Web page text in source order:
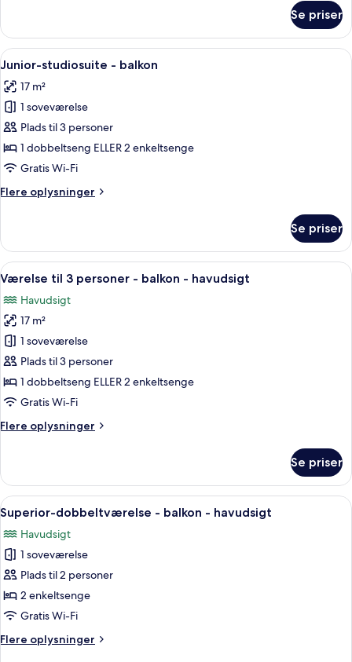
med
enkeltsenge
balkon
Se priser
Indlæs
alle
billeder
af
Junior-
studiosuite
-
Minibar, pengeskab på værelset,
8
Junior-studiosuite - balkon
17 m²
1 soveværelse
Plads til 3 personer
1 dobbeltseng ELLER 2 enkeltsenge
Gratis Wi-Fi
Flere oplysninger
Flere
studiosuite
balkon
Se priser
Indlæs
alle
billeder
af
Værelse
til
3
personer
balkon
Minibar, pengeskab på værelset,
3
Værelse til 3 personer - balkon - havudsigt
Havudsigt
17 m²
1 soveværelse
Plads til 3 personer
1 dobbeltseng ELLER 2 enkeltsenge
Gratis Wi-Fi
Flere oplysninger
Flere
til
personer
balkon
Se priser
Indlæs
alle
billeder
af
Superior-
dobbeltværelse
-
-
Superior-dobbeltværelse - balkon -
4
Superior-dobbeltværelse - balkon - havudsigt
Havudsigt
1 soveværelse
Plads til 2 personer
2 enkeltsenge
Gratis Wi-Fi
Flere oplysninger
Flere